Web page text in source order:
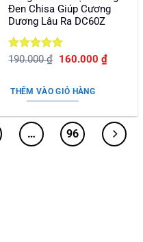
Đen Chisa Giúp Cương
Dương Lâu Ra DC60Z
Được xếp
190.000₫ Giá
190.000 ₫.
160.000 ₫Giá
hiện
THÊM VÀO GIỎ HÀNG
… 96